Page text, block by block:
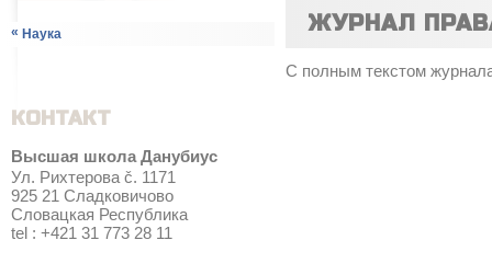
« Наука
КОНТАКТ
Высшая школа Данубиус
Ул. Рихтерова č. 1171
925 21 Сладковичово
Словацкая Республика
tel : +421 31 773 28 11
ЖУРНАЛ
С полным текстом